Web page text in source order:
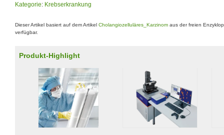
Kategorie: Krebserkrankung
Dieser Artikel basiert auf dem Artikel Cholangiozelluläres_Karzinom aus der freien
verfügbar.
Produkt-Highlight